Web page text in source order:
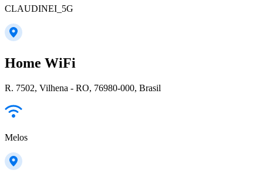
CLAUDINEI_5G
Home WiFi
R. 7502, Vilhena - RO, 76980-000, Brasil
Melos